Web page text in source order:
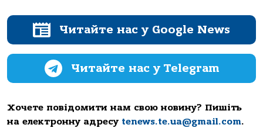
Читайте нас у Google News
Читайте нас у Telegram
Хочете повідомити нам свою новину? Пишіть
на електронну адресу tenews.te.ua@gmail.com.